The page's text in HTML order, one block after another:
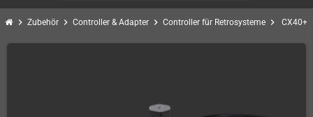
chevron_right Zubehör chevron_right Controller & Adapter chevron_right Controller für Retrosysteme chevron_right CX40+